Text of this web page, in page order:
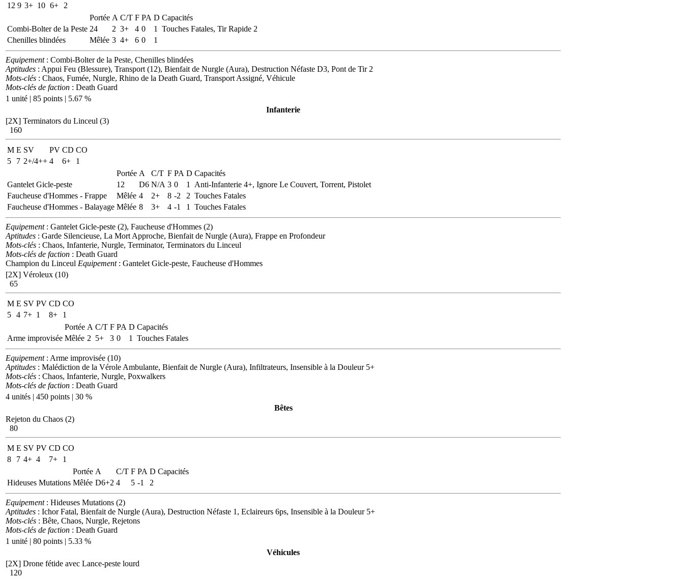
12 9 3+ 10 6+
2
Portée A C/T F PA D Capacités
Combi-Bolter de la Peste 24 2 3+ 4 0 1
Touches Fatales, Tir Rapide 2
Chenilles blindées
Mêlée 3 4+ 6 0 1
Equipement: Combi-Bolter de la Peste, Chenilles blindées
Aptitudes : Appui Feu (Blessure), Transport (12), Bienfait de Nurgle (Aura), Destruction Néfaste D3, Pont de Tir 2
Mots-clés : Chaos, Fumée, Nurgle, Rhino de la Death Guard, Transport Assigné, Véhicule
Mots-clés de faction : Death Guard
1 unité | 85 points | 5.67 %
Infanterie
[2X] Terminators du Linceul (3)
160
M E SV PV CD CO
5
7 2+/4++ 4 6+
1
Portée A C/T F PA D Capacités
Gantelet Gicle-peste
12 D6 N/A 3 0 1
Anti-Infanterie 4+, Ignore Le Couvert, Torrent, Pistolet
Faucheuse d'Hommes - Frappe
Mêlée 4 2+ 8 -2 2 Touches Fatales
Faucheuse d'Hommes - Balayage Mêlée 8 3+ 4 -1 1 Touches Fatales
Equipement: Gantelet Gicle-peste (2), Faucheuse d'Hommes (2)
Aptitudes : Garde Silencieuse, La Mort Approche, Bienfait de Nurgle (Aura), Frappe en Profondeur
Mots-clés : Chaos, Infanterie, Nurgle, Terminator, Terminators du Linceul
Mots-clés de faction : Death Guard
Champion du Linceul Equipement: Gantelet Gicle-peste, Faucheuse d'Hommes
[2X] Véroleux (10)
65
M E SV PV CD CO
5 4 7+ 1 8+
1
Portée A C/T F PA D Capacités
Arme improvisée Mêlée 2 5+ 3 0 1 Touches Fatales
Equipement: Arme improvisée (10)
Aptitudes : Malédiction de la Vérole Ambulante, Bienfait de Nurgle (Aura), Infiltrateurs, Insensible à la Douleur 5+
Mots-clés : Chaos, Infanterie, Nurgle, Poxwalkers
Mots-clés de faction : Death Guard
4 unités | 450 points | 30 %
Bêtes
Rejeton du Chaos (2)
80
M E SV PV CD CO
8
7 4+ 4 7+
1
Portée A C/T F PA D Capacités
Hideuses Mutations Mêlée D6+2 4 5 -1 2
Equipement: Hideuses Mutations (2)
Aptitudes : Ichor Fatal, Bienfait de Nurgle (Aura), Destruction Néfaste 1, Eclaireurs 6ps, Insensible à la Douleur 5+
Mots-clés : Bête, Chaos, Nurgle, Rejetons
Mots-clés de faction : Death Guard
1 unité | 80 points | 5.33 %
Véhicules
[2X] Drone fétide avec Lance-peste lourd
120